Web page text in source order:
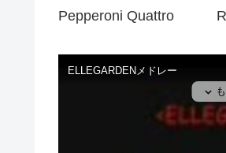
Pepperoni Quattro